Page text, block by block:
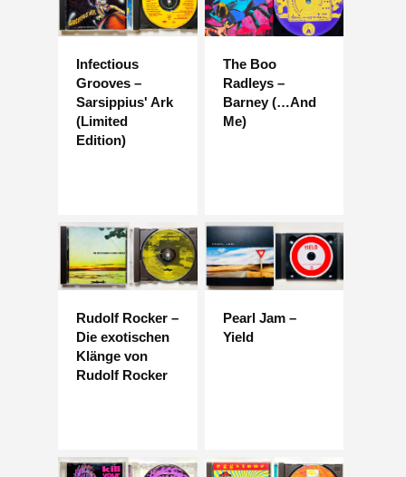
Infectious
Grooves –
Sarsippius' Ark
(Limited
Edition)
The Boo
Radleys –
Barney (…And
Me)
Rudolf Rocker –
Die exotischen
Klänge von
Rudolf Rocker
Pearl Jam –
Yield